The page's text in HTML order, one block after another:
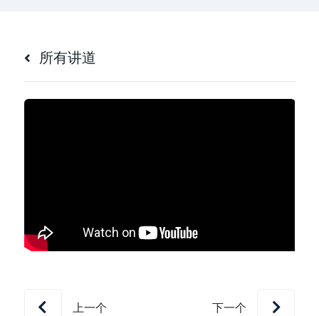
所有讲道
上一个 下一个